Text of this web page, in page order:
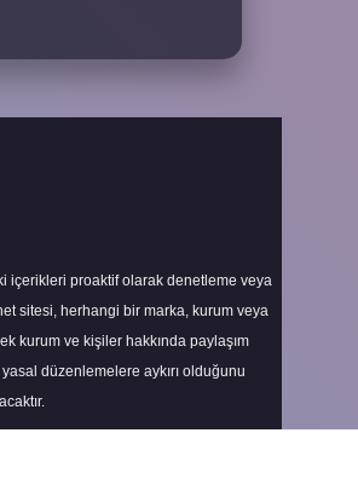
içerikleri proaktif olarak denetleme veya
sitesi, herhangi bir marka, kurum veya
kurum ve kişiler hakkında paylaşım
düzenlemelere aykırı olduğunu